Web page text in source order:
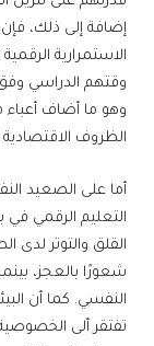
إضافة إلى ذلك،
الاستمرارية
وقتهم الدراسي وفق
وهو ما أضاف أعباء
الظروف الاقتصادية
أما على الصعيد
التعليم الرقمي في
القلق والتوتر لدى
شعورًا بالعجز،
النفسي. كما أن
تفتقر ألى